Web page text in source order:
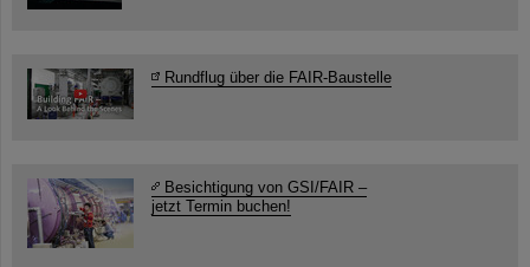
Rundflug über die FAIR-Baustelle
Besichtigung von GSI/FAIR –
jetzt Termin buchen!